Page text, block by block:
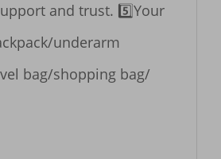
and trust. 5️⃣Your
underarm
bag/shopping bag/